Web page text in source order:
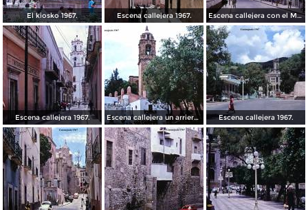
El kiosko 1967. Escena callejera 1967. Escena callejera con el Mto al Pipila al fondo 1967.
Escena callejera 1967. Escena callejera un arriero 1967. Escena callejera 1967.